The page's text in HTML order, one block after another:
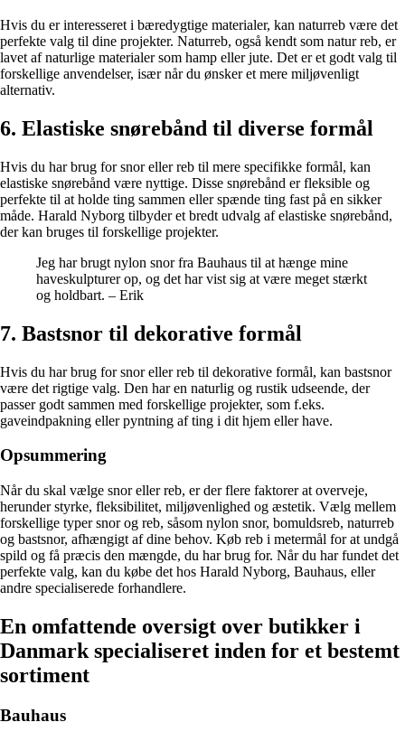
Hvis du er interesseret i bæredygtige materialer, kan naturreb være det
perfekte valg til dine projekter. Naturreb, også kendt som natur reb, er
lavet af naturlige materialer som hamp eller jute. Det er et godt valg til
forskellige anvendelser, især når du ønsker et mere miljøvenligt
alternativ.
6. Elastiske snørebånd til diverse formål
Hvis du har brug for snor eller reb til mere specifikke formål, kan
elastiske snørebånd være nyttige. Disse snørebånd er fleksible og
perfekte til at holde ting sammen eller spænde ting fast på en sikker
måde. Harald Nyborg tilbyder et bredt udvalg af elastiske snørebånd,
der kan bruges til forskellige projekter.
Jeg har brugt nylon snor fra Bauhaus til at hænge mine
haveskulpturer op, og det har vist sig at være meget stærkt
og holdbart. – Erik
7. Bastsnor til dekorative formål
Hvis du har brug for snor eller reb til dekorative formål, kan bastsnor
være det rigtige valg. Den har en naturlig og rustik udseende, der
passer godt sammen med forskellige projekter, som f.eks.
gaveindpakning eller pyntning af ting i dit hjem eller have.
Opsummering
Når du skal vælge snor eller reb, er der flere faktorer at overveje,
herunder styrke, fleksibilitet, miljøvenlighed og æstetik. Vælg mellem
forskellige typer snor og reb, såsom nylon snor, bomuldsreb, naturreb
og bastsnor, afhængigt af dine behov. Køb reb i metermål for at undgå
spild og få præcis den mængde, du har brug for. Når du har fundet det
perfekte valg, kan du købe det hos Harald Nyborg, Bauhaus, eller
andre specialiserede forhandlere.
En omfattende oversigt over butikker i
Danmark specialiseret inden for et bestemt
sortiment
Bauhaus